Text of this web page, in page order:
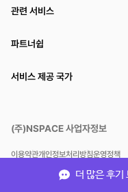
더 많은 후기
관련 서비스
파트너쉽
서비스 제공 국가
(주)NSPACE 사업자정보
이용약관개인정보처리방침운영정책
스페이스클라우드는 통신판매중개자
라우드는 공간 거래정보 및 거래에 대